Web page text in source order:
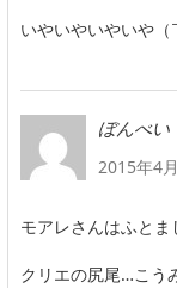
いやいやいやいや（
ぼんべい
2015年4
モアレさんはふとま
クリエの尻尾…こう